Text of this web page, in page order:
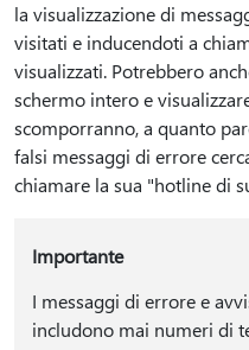
la visualizzazione di
visitati e inducendoti a
visualizzati. Potrebbero
schermo intero e
scomporranno, a quanto
falsi messaggi di errore
chiamare la sua "hotline di
Importante
I messaggi di errore e
includono mai numeri di